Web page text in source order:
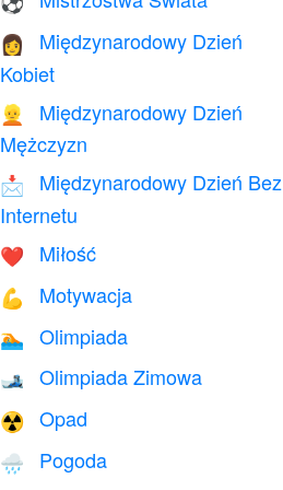
👩
Międzynarodowy Dzień
Kobiet
👱
Międzynarodowy Dzień
Mężczyzn
📩
Międzynarodowy Dzień Bez
Internetu
❤️️ Miłość
💪 Motywacja
🏊 Olimpiada
🎿 Olimpiada Zimowa
☢️ Opad
🌧
Pogoda